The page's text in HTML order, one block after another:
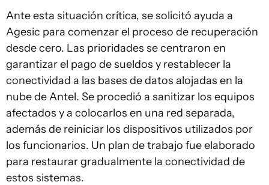
Ante esta situación crítica, se solicitó ayuda a
Agesic para comenzar el proceso de recuperación
desde cero. Las prioridades se centraron en
garantizar el pago de sueldos y restablecer la
conectividad a las bases de datos alojadas en la
nube de Antel. Se procedió a sanitizar los equipos
afectados y a colocarlos en una red separada,
además de reiniciar los dispositivos utilizados por
los funcionarios. Un plan de trabajo fue elaborado
para restaurar gradualmente la conectividad de
estos sistemas.